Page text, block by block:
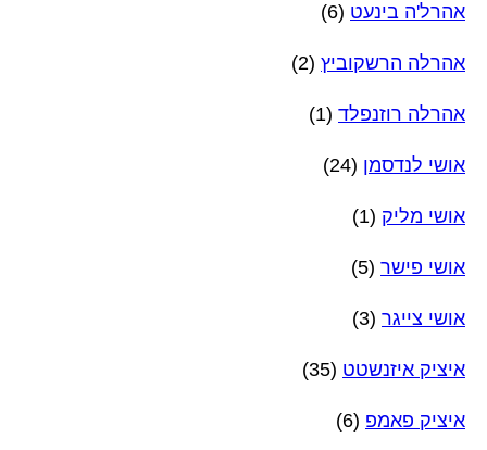
אהרל'ה בינעט (6)
אהרלה הרשקוביץ (2)
אהרלה רוזנפלד (1)
אושי לנדסמן (24)
אושי מליק (1)
אושי פישר (5)
אושי צייגר (3)
איציק איזנשטט (35)
איציק פאמפ (6)